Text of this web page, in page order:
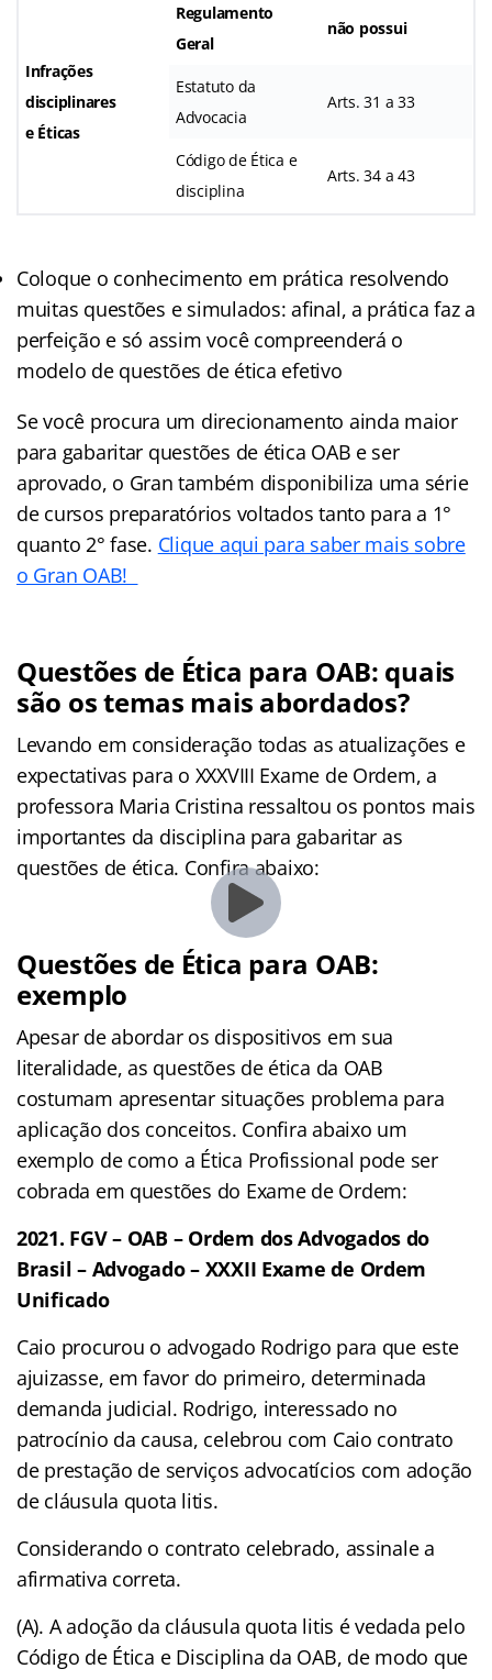
Infrações
disciplinares
e Éticas
Regulamento
Geral
não possui
Estatuto da
Advocacia
Arts. 31 a 33
Código de Ética e
disciplina
Arts. 34 a 43
Coloque o conhecimento em prática resolvendo
muitas questões e simulados: afinal, a prática faz a
perfeição e só assim você compreenderá o
modelo de questões de ética efetivo
Se você procura um direcionamento ainda maior
para gabaritar questões de ética OAB e ser
aprovado, o Gran também disponibiliza uma série
de cursos preparatórios voltados tanto para a 1°
quanto 2° fase. Clique aqui para saber mais sobre
o Gran OAB!
Questões de Ética para OAB: quais
são os temas mais abordados?
Levando em consideração todas as atualizações e
expectativas para o XXXVIII Exame de Ordem, a
professora Maria Cristina ressaltou os pontos mais
importantes da disciplina para gabaritar as
questões de ética. Confira abaixo:
Questões de Ética para OAB:
exemplo
Apesar de abordar os dispositivos em sua
literalidade, as questões de ética da OAB
costumam apresentar situações problema para
aplicação dos conceitos. Confira abaixo um
exemplo de como a Ética Profissional pode ser
cobrada em questões do Exame de Ordem:
2021. FGV – OAB – Ordem dos Advogados do
Brasil – Advogado – XXXII Exame de Ordem
Unificado
Caio procurou o advogado Rodrigo para que este
ajuizasse, em favor do primeiro, determinada
demanda judicial. Rodrigo, interessado no
patrocínio da causa, celebrou com Caio contrato
de prestação de serviços advocatícios com adoção
de cláusula quota litis.
Considerando o contrato celebrado, assinale a
afirmativa correta.
(A). A adoção da cláusula quota litis é vedada pelo
Código de Ética e Disciplina da OAB, de modo que